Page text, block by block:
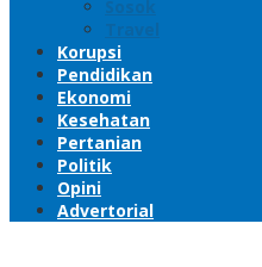
Sosok
Travel
Korupsi
Pendidikan
Ekonomi
Kesehatan
Pertanian
Politik
Opini
Advertorial